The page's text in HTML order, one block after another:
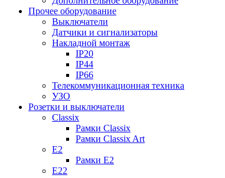
Прочее оборудование
Выключатели
Датчики и сигнализаторы
Накладной монтаж
IP20
IP44
IP66
Телекоммуникационная техника
УЗО
Розетки и выключатели
Classix
Рамки Classix
Рамки Classix Art
E2
Рамки E2
E22